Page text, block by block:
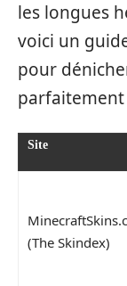
les longues
voici un
pour
Site
(The Skindex)